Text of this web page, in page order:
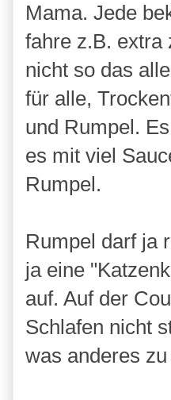
Mama. Jede
fahre z.B. extra
nicht so das
für alle,
und Rumpel.
es mit viel
Rumpel.
Rumpel darf ja
ja eine
auf. Auf der
Schlafen nicht
was anderes